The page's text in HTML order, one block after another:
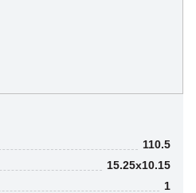
110.5
15.25х10.15
1